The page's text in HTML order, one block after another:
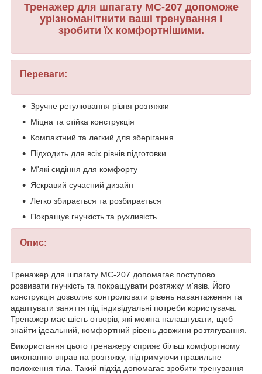
Тренажер для шпагату MC-207 допоможе
урізноманітнити ваші тренування і
зробити їх комфортнішими.
Переваги:
Зручне регулювання рівня розтяжки
Міцна та стійка конструкція
Компактний та легкий для зберігання
Підходить для всіх рівнів підготовки
М'які сидіння для комфорту
Яскравий сучасний дизайн
Легко збирається та розбирається
Покращує гнучкість та рухливість
Опис:
Тренажер для шпагату MC-207 допомагає поступово
розвивати гнучкість та покращувати розтяжку м'язів. Його
конструкція дозволяє контролювати рівень навантаження та
адаптувати заняття під індивідуальні потреби користувача.
Тренажер має шість отворів, які можна налаштувати, щоб
знайти ідеальний, комфортний рівень довжини розтягування.
Використання цього тренажеру сприяє більш комфортному
виконанню вправ на розтяжку, підтримуючи правильне
положення тіла. Такий підхід допомагає зробити тренування